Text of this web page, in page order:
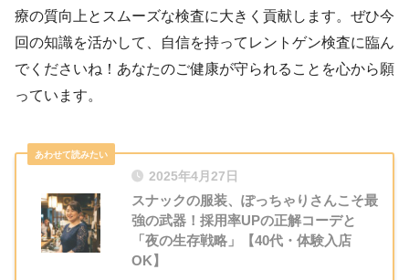
療の質向上とスムーズな検査に大きく貢献します。ぜひ今
回の知識を活かして、自信を持ってレントゲン検査に臨ん
でくださいね！あなたのご健康が守られることを心から願
っています。
2025年4月27日
スナックの服装、ぽっちゃりさんこそ最
強の武器！採用率UPの正解コーデと
「夜の生存戦略」【40代・体験入店
OK】